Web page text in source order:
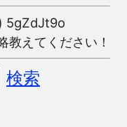
5gZdJt9o
教えてください！
検索